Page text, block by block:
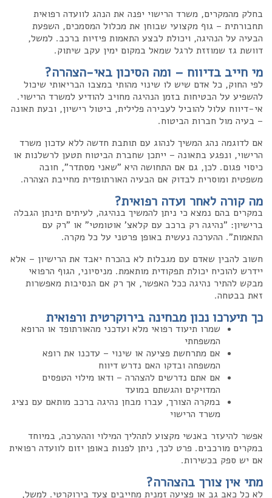
בחלק מהמקרים, משרד הרישוי יפנה את הנהג לוועדה רפואית
תחבורתית – גוף מקצועי שבוחן את מכלול המסמכים, השפעת
הבעיה על הנהיגה, ויכולת לבצע התאמות פיזיות ברכב. למשל,
דוושת גז שמוזזת לרגל שמאל במקום ימין עקב שיתוק.
מי חייב בדיווח – ומה הסיכון באי-הצהרה?
לפי החוק, כל אדם שיש לו שינוי מהותי במצבו הבריאותי שיכול
להשפיע על הבטיחות בזמן הנהיגה מחויב להודיע למשרד הרישוי.
אי-דיווח עלול להוביל לעבירה פלילית, ביטול רישיון, ובעת תאונה
– בעיה מול חברות הביטוח.
אם לדוגמה נהג המשיך לנהוג עם תותבת חדשה ללא עדכון משרד
הרישוי, ונפגע בתאונה – ייתכן שחברת הביטוח תטען לרשלנות או
כיסוי פגום. לכן, גם אם התחושה היא "שאני מסתדר", חובה
משפטית ומוסרית לבדוק אם הבעיה האורתופדית מחייבת הצהרה.
מה קורה לאחר ועדה רפואית?
במקרים בהם נמצא כי ניתן להמשיך בנהיגה, לעיתים תינתן הגבלה
ברישיון: "נהיגה רק ברכב עם קלאצ' אוטומטי" או "רק עם
התאמות". ההערכה נעשית באופן פרטני על כל מקרה.
חשוב להבין שאדם עם מגבלות לא בהכרח יאבד את הרישיון – אלא
יידרש להוכיח יכולת תפקודית מותאמת. מניסיוני, הגוף הרפואי
מבקש להתיר נהיגה ככל האפשר, אך רק אם הנסיבות מאפשרות
זאת בבטחה.
כך תיערכו נכון מבחינה בירוקרטית ורפואית
שמרו תיעוד רפואי מלא ועדכני מהאורתופד או הרופא
המשפחתי
אם מתרחשת פציעה או שינוי – עדכנו את רופא
המשפחה ובדקו האם נדרש דיווח
אם אתם נדרשים להצהרה – ודאו מילוי הטפסים
המדויקים והגשתם במועד
במקרה הצורך, עברו מבחן נהיגה ברכב מותאם עם נציג
משרד הרישוי
אפשר להיעזר באנשי מקצוע לתהליך המילוי וההערכה, במיוחד
במקרים מורכבים. פרט לכך, ניתן לפנות באופן יזום לוועדה רפואית
אם יש ספק בכשירות.
מתי אין צורך בהצהרה?
לא כל כאב גב או פציעה זמנית מחייבים צעד בירוקרטי. למשל,